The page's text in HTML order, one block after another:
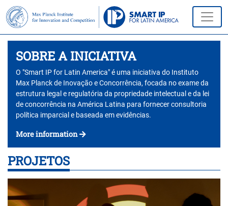
SOBRE A INICIATIVA
O "Smart IP for Latin America" é uma iniciativa do Instituto
Max Planck de Inovação e Concorrência, focada no exame da
estrutura legal e regulatória da propriedade intelectual e da lei
de concorrência na América Latina para fornecer consultoria
política imparcial e baseada em evidências.
More information
PROJETOS